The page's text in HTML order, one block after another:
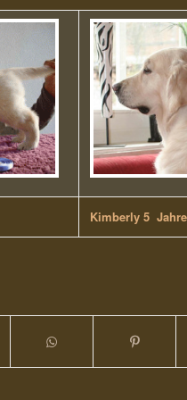
Kimberly 5